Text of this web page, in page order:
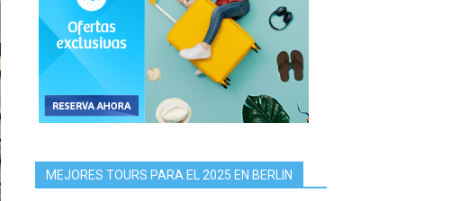
MEJORES TOURS PARA EL 2025 EN BERLIN